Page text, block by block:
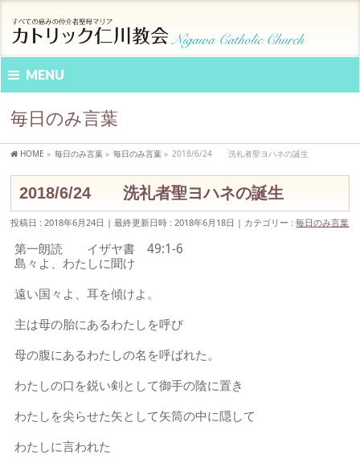
MENU
毎日のみ言葉
HOME » 毎日のみ言葉 » 毎日のみ言葉 » 2018/6/24 洗礼者聖ヨハネの誕生
2018/6/24 洗礼者聖ヨハネの誕生
投稿日 : 2018年6月24日 最終更新日時 : 2018年6月18日 カテゴリー :毎日のみ言葉
第一朗読 イザヤ書 49:1-6
島々よ、わたしに聞け
遠い国々よ、耳を傾けよ。
主は母の胎にあるわたしを呼び
母の腹にあるわたしの名を呼ばれた。
わたしの口を鋭い剣として御手の陰に置き
わたしを尖らせた矢として矢筒の中に隠して
わたしに言われた